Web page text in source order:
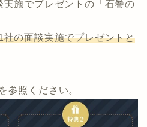
の面談実施でプレゼントと